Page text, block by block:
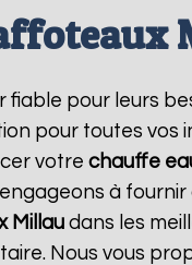
fiable pour leurs
pour toutes vos
votre chauffe
à
Millaudans les
Nous vous